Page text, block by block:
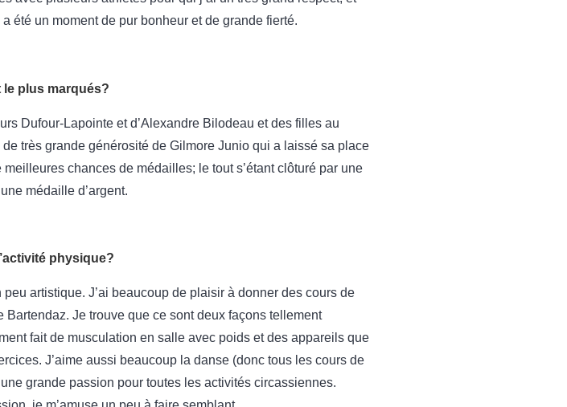
été un moment de pur bonheur et de grande fierté.
le plus marqués?
Dufour-Lapointe et d’Alexandre Bilodeau et des filles au
très grande générosité de Gilmore Junio qui a laissé sa place
chances de médailles; le tout s’étant clôturé par une
médaille d’argent.
physique?
artistique. J’ai beaucoup de plaisir à donner des cours de
Je trouve que ce sont deux façons tellement
fait de musculation en salle avec poids et des appareils que
J’aime aussi beaucoup la danse (donc tous les cours de
grande passion pour toutes les activités circassiennes.